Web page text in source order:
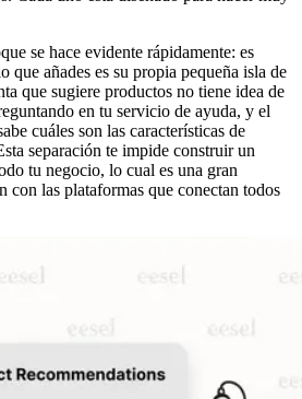
se hace evidente rápidamente: es
que añades es su propia pequeña isla de
que sugiere productos no tiene idea de
en tu servicio de ayuda, y el
cuáles son las características de
separación te impide construir un
tu negocio, lo cual es una gran
con las plataformas que conectan todos